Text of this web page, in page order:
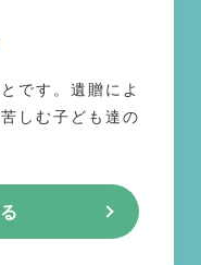
です。遺贈によ
しむ子ども達の